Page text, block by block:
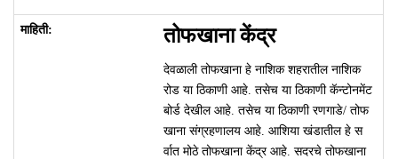
तोफखाना केंद्र
देवळाली तोफखाना हे नाशिक शहरातील नाशिक
रोड या ठिकाणी आहे. तसेच या ठिकाणी कॅन्टोनमेंट
बोर्ड देखील आहे. तसेच या ठिकाणी रणगाडे/ तोफ
खाना संग्रहणालय आहे. आशिया खंडातील हे स
र्वात मोठे तोफखाना केंद्र आहे. सदरचे तोफखाना